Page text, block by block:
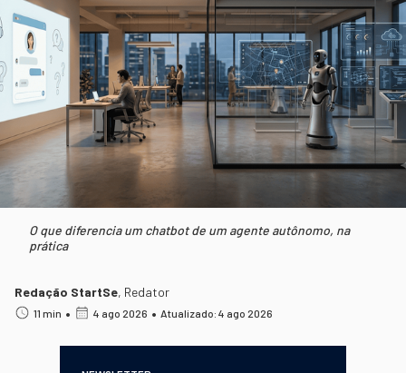
O que diferencia um chatbot de um agente autônomo, na
prática
Redação StartSe, Redator
11 min • 4 ago 2026 • Atualizado: 4 ago 2026